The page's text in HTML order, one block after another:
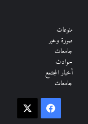
منوعات
صورة وخبر
جامعات
حوادث
أخبار المجتمع
جامعات
فيسبوك